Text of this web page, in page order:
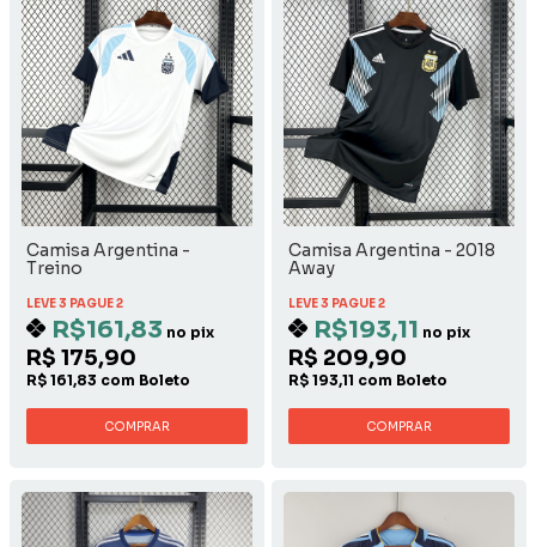
Camisa Argentina -
Treino
LEVE 3 PAGUE 2
R$161,83 no pix
R$ 175,90
R$ 161,83 com Boleto
COMPRAR
Camisa Argentina - 2018
Away
LEVE 3 PAGUE 2
R$193,11 no pix
R$ 209,90
R$ 193,11 com Boleto
COMPRAR